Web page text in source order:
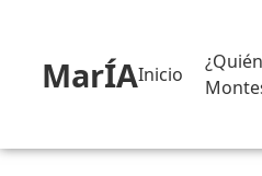
MarÍAInicio